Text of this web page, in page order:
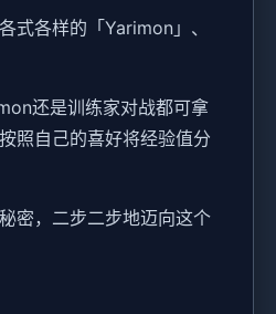
式各样的「Yarimon」、
还是训练家对战都可拿
照自己的喜好将经验值分
密，二步二步地迈向这个